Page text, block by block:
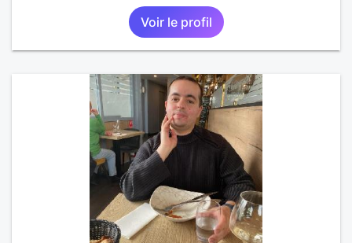
Voir le profil